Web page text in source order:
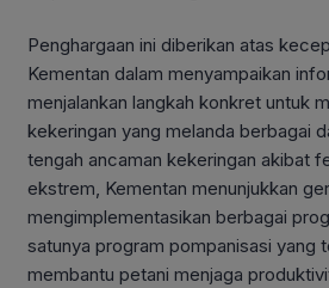
Penghargaan ini diberikan atas
Kementan dalam menyampaikan
menjalankan langkah konkret untuk
kekeringan yang melanda berbagai
tengah ancaman kekeringan akibat
ekstrem, Kementan menunjukkan
mengimplementasikan berbagai
satunya program pompanisasi yang
membantu petani menjaga